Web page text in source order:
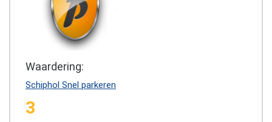
Waardering:
Schiphol Snel parkeren
3